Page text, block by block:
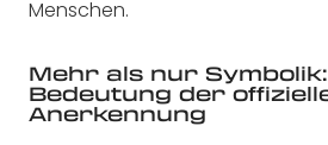
Menschen.
Mehr als nur
Bedeutung der
Anerkennung